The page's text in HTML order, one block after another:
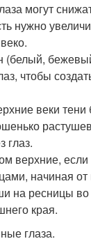
могут
нужно
(белый,
чтобы
веки
глаз.
верхние,
начиная
на ресницы во
края.
глаза.